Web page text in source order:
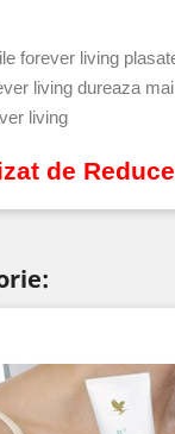
forever living
living dureaza
living
de